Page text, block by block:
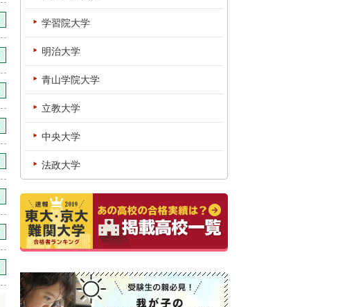
学習院大学
明治大学
青山学院大学
立教大学
中央大学
法政大学